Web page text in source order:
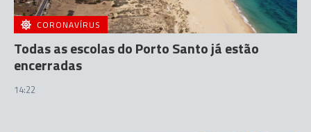
CORONAVÍRUS
Todas as escolas do Porto Santo já estão
encerradas
14:22